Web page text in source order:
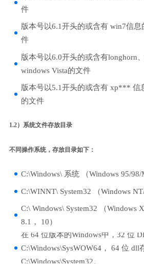
件
版本号以6.1开头的或含有 win7信
件
版本号以6.0开头的或含有longhorn
windows Vista的文件
版本号以5.1开头的或含有 xp*** 信
的文件
1.2）系统文件存放目录
不同操作系统，存放目录如下：
C:\Windows\ 系统 （Windows 95/98/
C:\WINNT\ System32 （Windows NT/
C:\ Windows\ System32 （Windows
8.1， 10）
在 64 位版本的Windows中，32 位
C:\Windows\SysWOW64， 64 位 dll
C:\Windows\System32。